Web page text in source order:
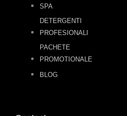
SPA
DETERGENTI
PROFESIONALI
PACHETE
PROMOTIONALE
BLOG